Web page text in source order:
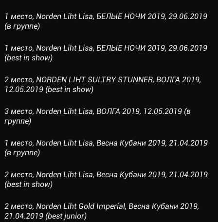
1 место, Norden Liht Lisa, БЕЛЫЕ НОЧИ 2019, 29.06.2019
(в группе)
1 место, Norden Liht Lisa, БЕЛЫЕ НОЧИ 2019, 29.06.2019
(best in show)
2 место, NORDEN LIHT SULTRY STUNNER, ВОЛГА 2019,
12.05.2019 (best in show)
3 место, Norden Liht Lisa, ВОЛГА 2019, 12.05.2019 (в
группе)
1 место, Norden Liht Lisa, Весна Кубани 2019, 21.04.2019
(в группе)
2 место, Norden Liht Lisa, Весна Кубани 2019, 21.04.2019
(best in show)
2 место, Norden Liht Gold Imperial, Весна Кубани 2019,
21.04.2019 (best junior)